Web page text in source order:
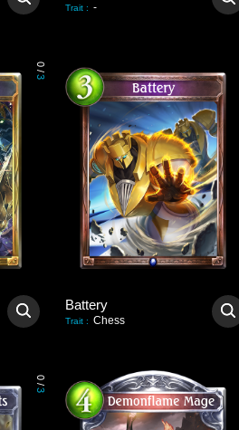
Trait : -
0
/
3
Battery
Trait : Chess
0
/
3